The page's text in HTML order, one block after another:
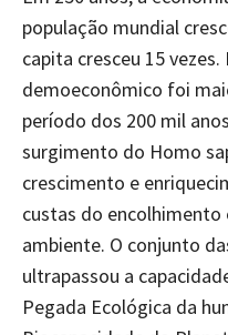
população mundial
capita cresceu 15
demoeconômico foi
período dos 200 mil
surgimento do Homo
crescimento e
custas do
ambiente. O conjunto
ultrapassou a
Pegada Ecológica da